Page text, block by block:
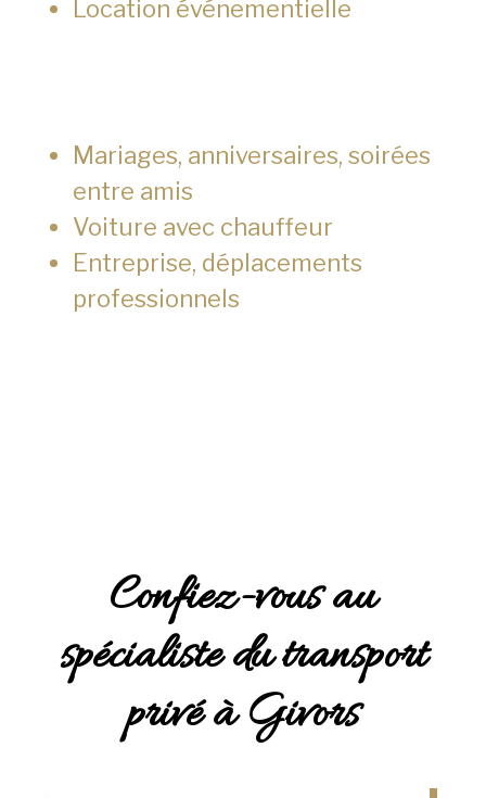
Location événementielle
Mariages, anniversaires, soirées
entre amis
Voiture avec chauffeur
Entreprise, déplacements
professionnels
Confiez-vous au
spécialiste du transport
privé à Givors